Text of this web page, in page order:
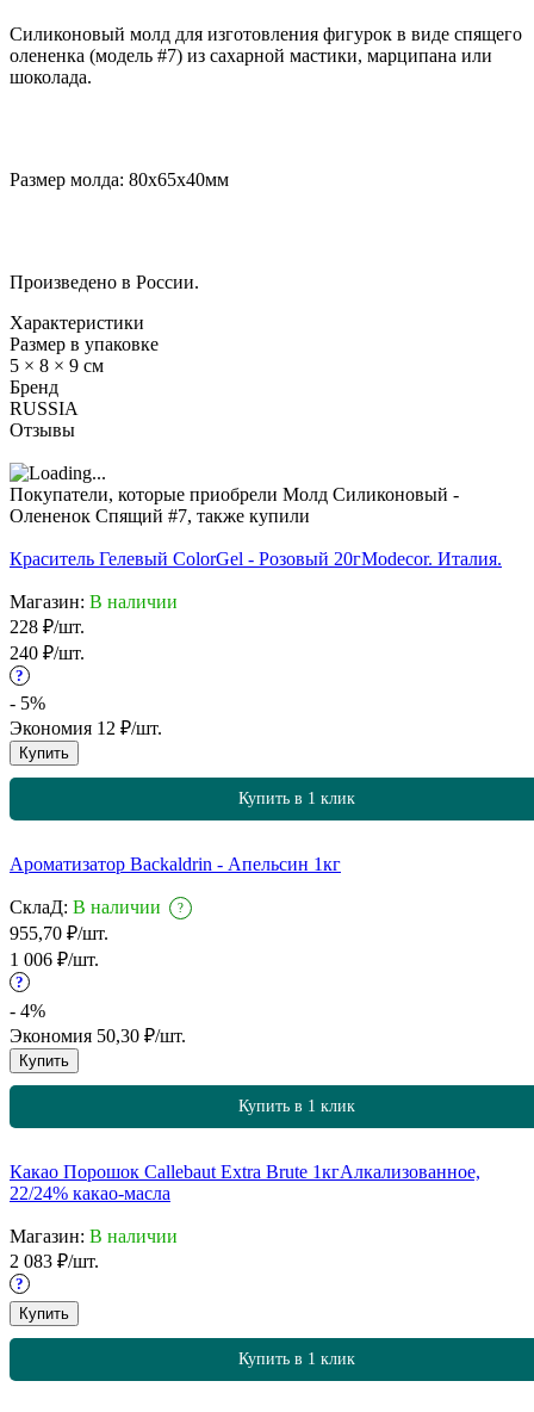
Силиконовый молд для изготовления фигурок в виде спящего
олененка (модель #7) из сахарной мастики, марципана или
шоколада.
Размер молда: 80х65х40мм
Произведено в России.
Характеристики
Размер в упаковке
5 × 8 × 9 см
Бренд
RUSSIA
Отзывы
Покупатели, которые приобрели Молд Силиконовый -
Олененок Спящий #7, также купили
Краситель Гелевый ColorGel - Розовый 20гModecor. Италия.
Магазин: В наличии
228 ₽/шт.
240 ₽/шт.
?
- 5%
Экономия 12 ₽/шт.
Купить
Купить в 1 клик
Ароматизатор Backaldrin - Апельсин 1кг
СклаД: В наличии ?
955,70 ₽/шт.
1 006 ₽/шт.
?
- 4%
Экономия 50,30 ₽/шт.
Купить
Купить в 1 клик
Какао Порошок Callebaut Extra Brute 1кгАлкализованное,
22/24% какао-масла
Магазин: В наличии
2 083 ₽/шт.
?
Купить
Купить в 1 клик